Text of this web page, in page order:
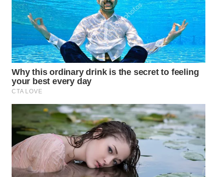
WN
TEBING
TINGGI
WN
PAKPAK
WN
KARAWANG
WN
BEKASI